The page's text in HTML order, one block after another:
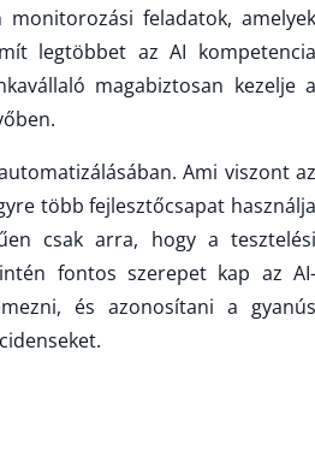
feladatok, amelyek
legtöbbet az AI kompetencia
magabiztosan kezelje a
Ami viszont az
több fejlesztőcsapat használja
csak arra, hogy a tesztelési
fontos szerepet kap az AI-
és azonosítani a gyanús